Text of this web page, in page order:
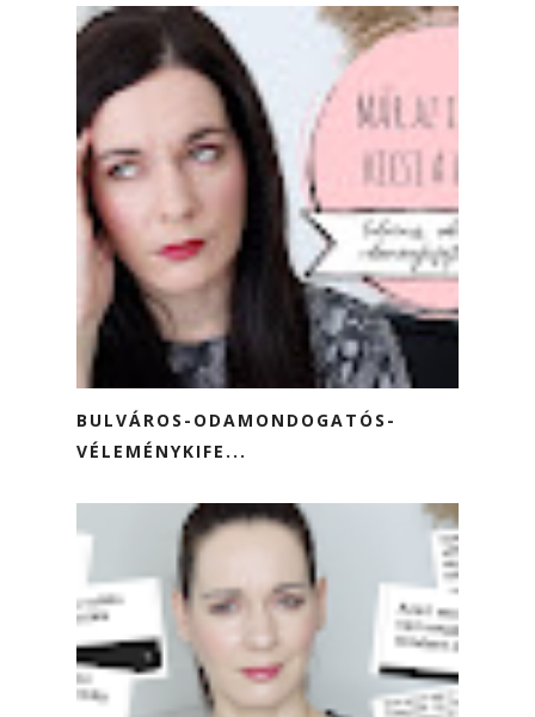
BULVÁROS-ODAMONDOGATÓS-
VÉLEMÉNYKIFE...